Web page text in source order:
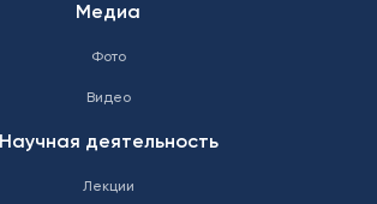
Медиа
Фото
Видео
Научная деятельность
Лекции